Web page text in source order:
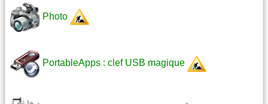
Photo
PortableApps : clef USB magique